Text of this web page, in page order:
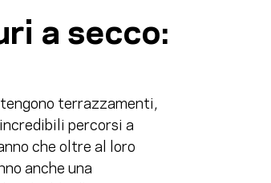
a secco:
terrazzamenti,
percorsi a
che oltre al loro
anche una